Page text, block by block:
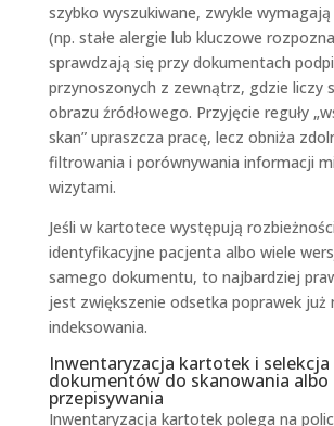
szybko wyszukiwane, zwykle
(np. stałe alergie lub kluczowe
sprawdzają się przy dokumentach
przynoszonych z zewnątrz, gdzie liczy
obrazu źródłowego. Przyjęcie reguły
skan” upraszcza pracę, lecz obniża
filtrowania i porównywania informacji
wizytami.
Jeśli w kartotece występują rozbieżności
identyfikacyjne pacjenta albo wiele
samego dokumentu, to najbardziej
jest zwiększenie odsetka poprawek już
indeksowania.
Inwentaryzacja kartotek i selekcja
dokumentów do skanowania albo
przepisywania
Inwentaryzacja kartotek polega na